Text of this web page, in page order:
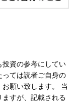
資の参考にしてい
ては読者ご自身の
願い致します。 当
すが、記載される